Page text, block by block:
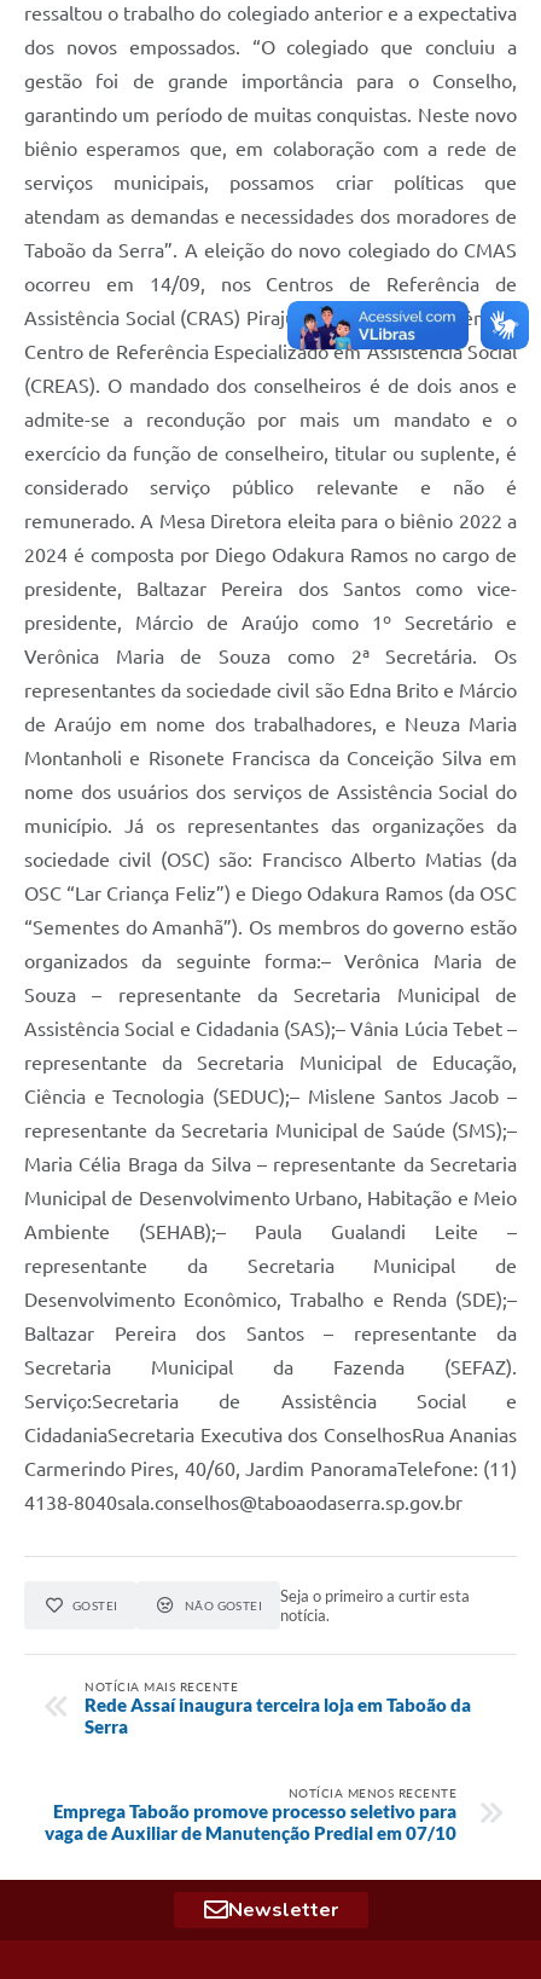
ressaltou o trabalho do colegiado anterior e a expectativa
dos novos empossados. “O colegiado que concluiu a
gestão foi de grande importância para o Conselho,
garantindo um período de muitas conquistas. Neste novo
biênio esperamos que, em colaboração com a rede de
serviços municipais, possamos criar políticas que
atendam as demandas e necessidades dos moradores de
Taboão da Serra”. A eleição do novo colegiado do CMAS
ocorreu em 14/09, nos Centros de Referência de
Assistência Social (CRAS) Pirajuçara e Vila Sônia, além do
Centro de Referência Especializado em Assistência Social
(CREAS). O mandado dos conselheiros é de dois anos e
admite-se a recondução por mais um mandato e o
exercício da função de conselheiro, titular ou suplente, é
considerado serviço público relevante e não é
remunerado. A Mesa Diretora eleita para o biênio 2022 a
2024 é composta por Diego Odakura Ramos no cargo de
presidente, Baltazar Pereira dos Santos como vice-
presidente, Márcio de Araújo como 1º Secretário e
Verônica Maria de Souza como 2ª Secretária. Os
representantes da sociedade civil são Edna Brito e Márcio
de Araújo em nome dos trabalhadores, e Neuza Maria
Montanholi e Risonete Francisca da Conceição Silva em
nome dos usuários dos serviços de Assistência Social do
município. Já os representantes das organizações da
sociedade civil (OSC) são: Francisco Alberto Matias (da
OSC “Lar Criança Feliz”) e Diego Odakura Ramos (da OSC
“Sementes do Amanhã”). Os membros do governo estão
organizados da seguinte forma:– Verônica Maria de
Souza – representante da Secretaria Municipal de
Assistência Social e Cidadania (SAS);– Vânia Lúcia Tebet –
representante da Secretaria Municipal de Educação,
Ciência e Tecnologia (SEDUC);– Mislene Santos Jacob –
representante da Secretaria Municipal de Saúde (SMS);–
Maria Célia Braga da Silva – representante da Secretaria
Municipal de Desenvolvimento Urbano, Habitação e Meio
Ambiente (SEHAB);– Paula Gualandi Leite –
representante da Secretaria Municipal de
Desenvolvimento Econômico, Trabalho e Renda (SDE);–
Baltazar Pereira dos Santos – representante da
Secretaria Municipal da Fazenda (SEFAZ).
Serviço:Secretaria de Assistência Social e
CidadaniaSecretaria Executiva dos ConselhosRua Ananias
Carmerindo Pires, 40/60, Jardim PanoramaTelefone: (11)
4138-8040sala.conselhos@taboaodaserra.sp.gov.br
GOSTEI NÃO GOSTEI
Seja o primeiro a curtir esta
notícia.
NOTÍCIA MAIS RECENTE
Rede Assaí inaugura terceira loja em Taboão da
Serra
NOTÍCIA MENOS RECENTE
Emprega Taboão promove processo seletivo para
vaga de Auxiliar de Manutenção Predial em 07/10
Newsletter